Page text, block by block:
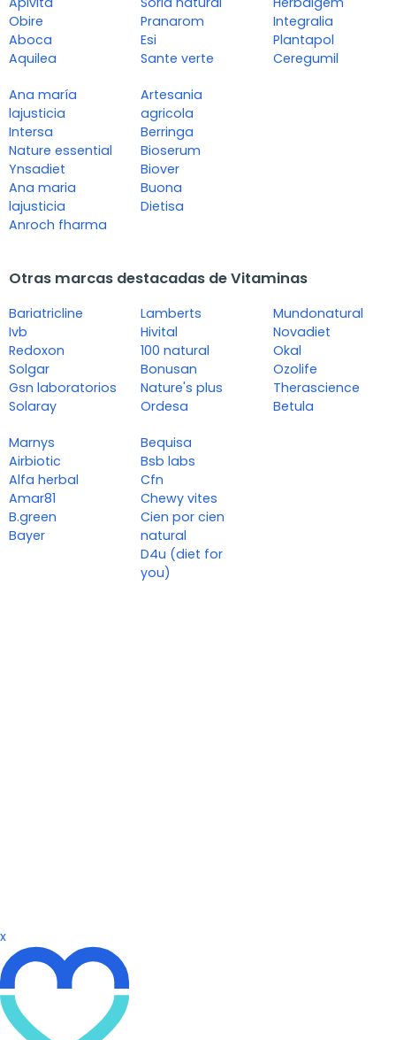
Obire
Aboca
Aquilea
Pranarom
Esi
Sante verte
Integralia
Plantapol
Ceregumil
Ana maría
lajusticia
Intersa
Nature essential
Ynsadiet
Ana maria
lajusticia
Anroch fharma
Artesania
agricola
Berringa
Bioserum
Biover
Buona
Dietisa
Otras marcas destacadas de Vitaminas
Bariatricline
Ivb
Redoxon
Solgar
Gsn laboratorios
Solaray
Lamberts
Hivital
100 natural
Bonusan
Nature's plus
Ordesa
Mundonatural
Novadiet
Okal
Ozolife
Therascience
Betula
Marnys
Airbiotic
Alfa herbal
Amar81
B.green
Bayer
Bequisa
Bsb labs
Cfn
Chewy vites
Cien por cien
natural
D4u (diet for
you)
x